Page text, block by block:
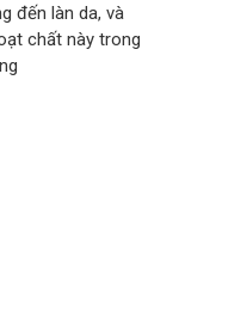
đến làn da, và
chất này trong